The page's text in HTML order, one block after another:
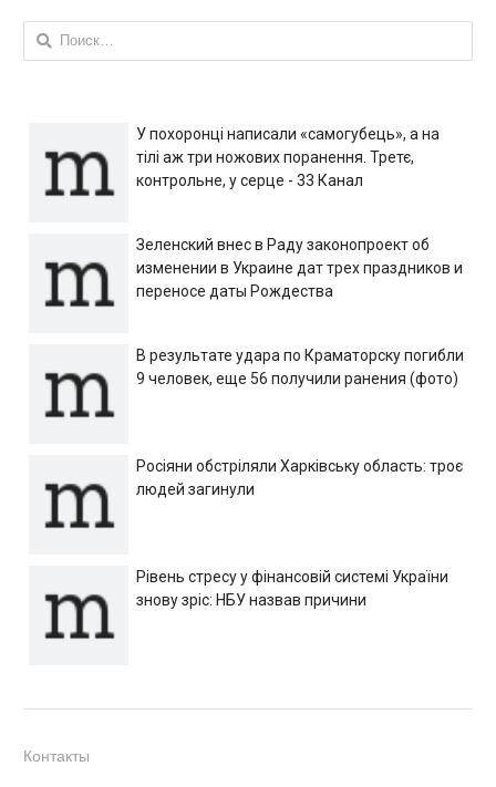
Найти:
У похоронці написали «самогубець», а на
тілі аж три ножових поранення. Третє,
контрольне, у серце - 33 Канал
Зеленский внес в Раду законопроект об
изменении в Украине дат трех праздников и
переносе даты Рождества
В результате удара по Краматорску погибли
9 человек, еще 56 получили ранения (фото)
Росіяни обстріляли Харківську область: троє
людей загинули
Рівень стресу у фінансовій системі України
знову зріс: НБУ назвав причини
Контакты